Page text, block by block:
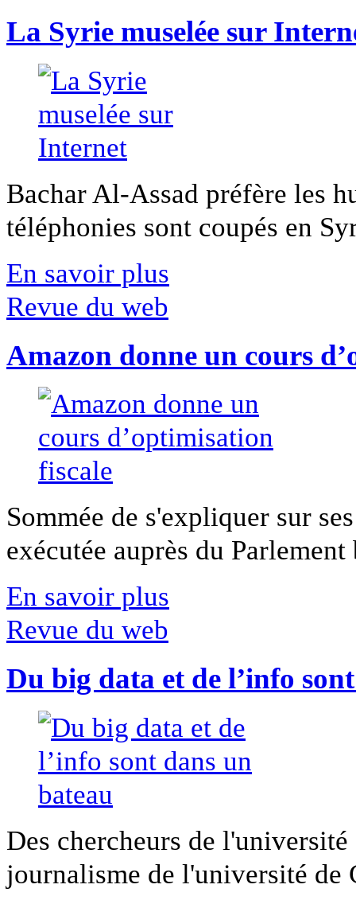
La Syrie muselée sur
Bachar Al-Assad préfère les
téléphonies sont coupés en
En savoir plus
Revue du web
Amazon donne un cours
Sommée de s'expliquer sur
exécutée auprès du
En savoir plus
Revue du web
Du big data et de l’info
Des chercheurs de
journalisme de l'université